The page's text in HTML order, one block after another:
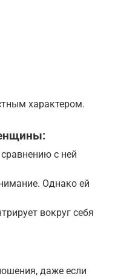
характером.
с ней
Однако ей
вокруг себя
даже если